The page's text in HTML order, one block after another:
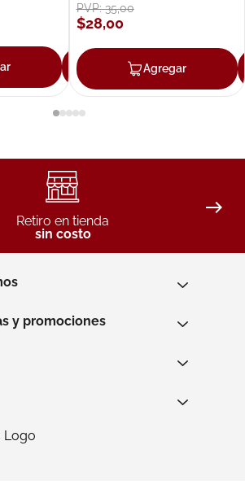
Agregar
PVP:35,00
$28,00
Agregar
Retiro en tienda
sin costo
y promociones